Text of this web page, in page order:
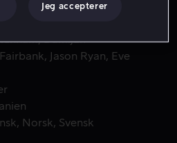
Damijan
Jason Ryan
Eve
Norsk Svensk
Jeg accepterer